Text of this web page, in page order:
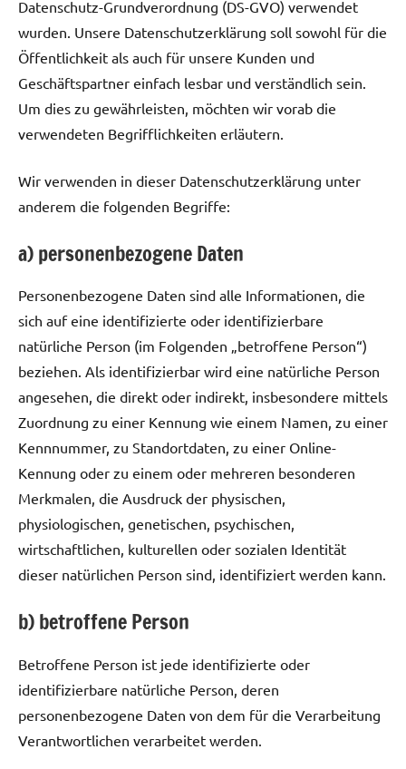
Datenschutz-Grundverordnung (DS-GVO) verwendet
wurden. Unsere Datenschutzerklärung soll sowohl für die
Öffentlichkeit als auch für unsere Kunden und
Geschäftspartner einfach lesbar und verständlich sein.
Um dies zu gewährleisten, möchten wir vorab die
verwendeten Begrifflichkeiten erläutern.
Wir verwenden in dieser Datenschutzerklärung unter
anderem die folgenden Begriffe:
a) personenbezogene Daten
Personenbezogene Daten sind alle Informationen, die
sich auf eine identifizierte oder identifizierbare
natürliche Person (im Folgenden „betroffene Person“)
beziehen. Als identifizierbar wird eine natürliche Person
angesehen, die direkt oder indirekt, insbesondere mittels
Zuordnung zu einer Kennung wie einem Namen, zu einer
Kennnummer, zu Standortdaten, zu einer Online-
Kennung oder zu einem oder mehreren besonderen
Merkmalen, die Ausdruck der physischen,
physiologischen, genetischen, psychischen,
wirtschaftlichen, kulturellen oder sozialen Identität
dieser natürlichen Person sind, identifiziert werden kann.
b) betroffene Person
Betroffene Person ist jede identifizierte oder
identifizierbare natürliche Person, deren
personenbezogene Daten von dem für die Verarbeitung
Verantwortlichen verarbeitet werden.